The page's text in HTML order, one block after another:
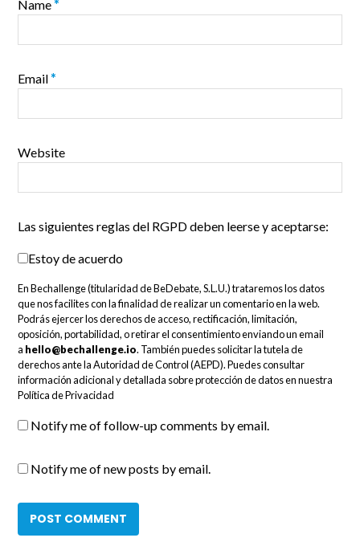
Name*
Email*
Website
Las siguientes reglas del RGPD deben leerse y aceptarse:
Estoy de acuerdo
En Bechallenge (titularidad de BeDebate, S.L.U.) trataremos los datos
que nos facilites con la finalidad de realizar un comentario en la web.
Podrás ejercer los derechos de acceso, rectificación, limitación,
oposición, portabilidad, o retirar el consentimiento enviando un email
a hello@bechallenge.io. También puedes solicitar la tutela de
derechos ante la Autoridad de Control (AEPD). Puedes consultar
información adicional y detallada sobre protección de datos en nuestra
Política de Privacidad
Notify me of follow-up comments by email.
Notify me of new posts by email.